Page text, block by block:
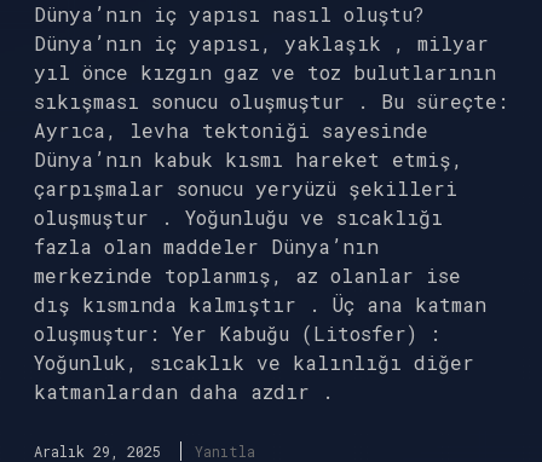
Dünya’nın iç yapısı nasıl oluştu?
Dünya’nın iç yapısı, yaklaşık , milyar
yıl önce kızgın gaz ve toz bulutlarının
sıkışması sonucu oluşmuştur . Bu süreçte:
Ayrıca, levha tektoniği sayesinde
Dünya’nın kabuk kısmı hareket etmiş,
çarpışmalar sonucu yeryüzü şekilleri
oluşmuştur . Yoğunluğu ve sıcaklığı
fazla olan maddeler Dünya’nın
merkezinde toplanmış, az olanlar ise
dış kısmında kalmıştır . Üç ana katman
oluşmuştur: Yer Kabuğu (Litosfer) :
Yoğunluk, sıcaklık ve kalınlığı diğer
katmanlardan daha azdır .
Aralık 29, 2025 Yanıtla